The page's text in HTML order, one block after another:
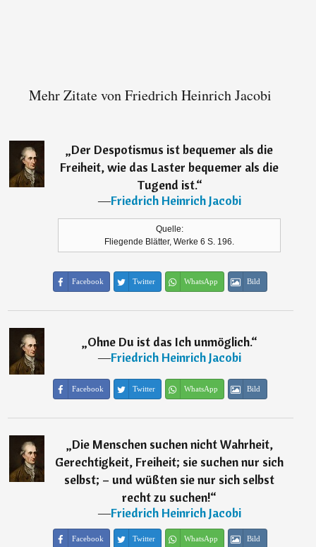
Mehr Zitate von Friedrich Heinrich Jacobi
„Der Despotismus ist bequemer als die
Freiheit, wie das Laster bequemer als die
Tugend ist.“
―Friedrich Heinrich Jacobi
Quelle:
Fliegende Blätter, Werke 6 S. 196.
Facebook Twitter WhatsApp Bild
„Ohne Du ist das Ich unmöglich.“
―Friedrich Heinrich Jacobi
Facebook Twitter WhatsApp Bild
„Die Menschen suchen nicht Wahrheit,
Gerechtigkeit, Freiheit; sie suchen nur sich
selbst; – und wüßten sie nur sich selbst
recht zu suchen!“
―Friedrich Heinrich Jacobi
Facebook Twitter WhatsApp Bild